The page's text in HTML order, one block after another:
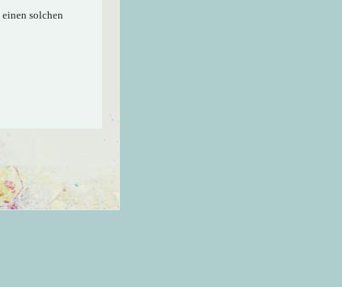
solchen